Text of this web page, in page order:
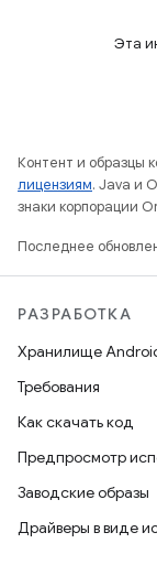
Эта
Контент и образцы
лицензиям. Java и
знаки корпорации
Последнее
РАЗРАБОТКА
Хранилище
Требования
Как скачать код
Предпросмотр
Заводские образы
Драйверы в виде